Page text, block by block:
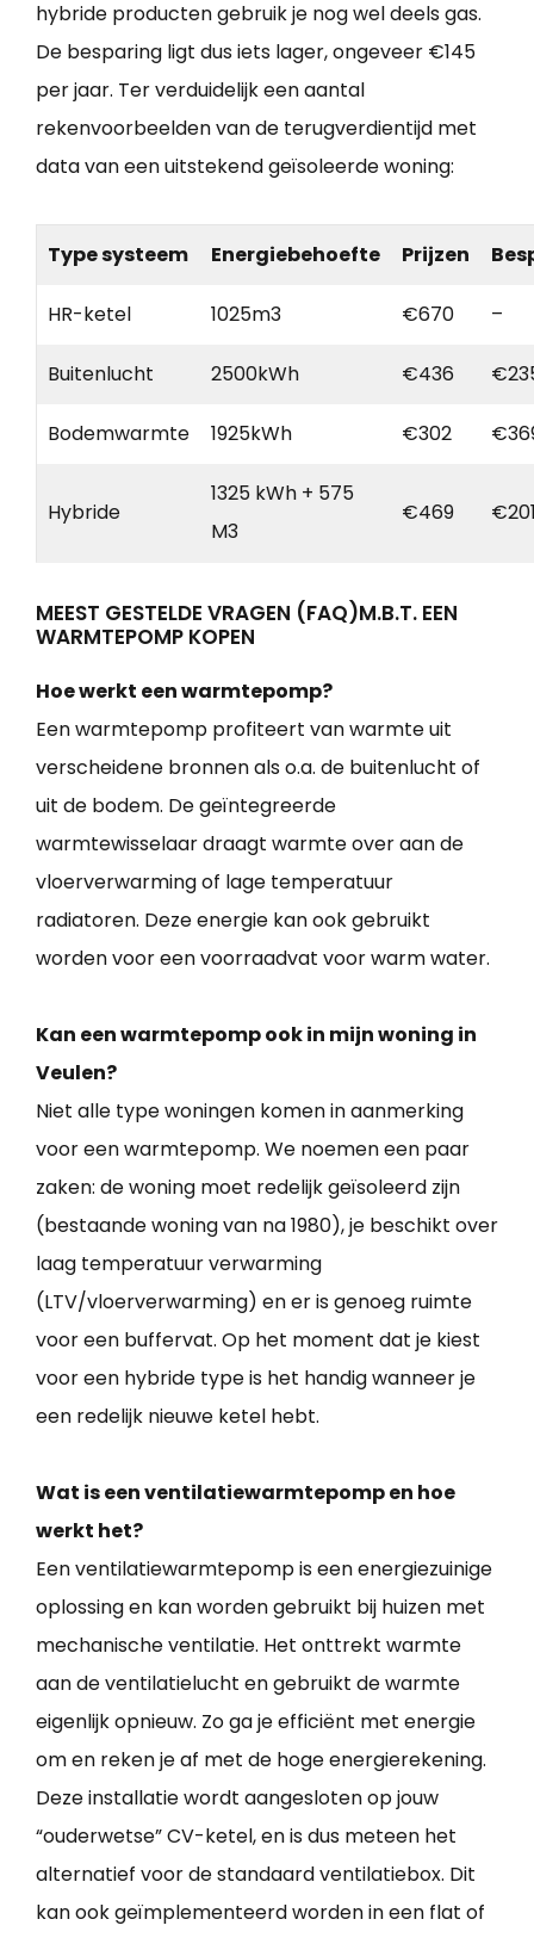
hybride producten gebruik je nog wel deels gas.
De besparing ligt dus iets lager, ongeveer €145
per jaar. Ter verduidelijk een aantal
rekenvoorbeelden van de terugverdientijd met
data van een uitstekend geïsoleerde woning:
Type systeem Energiebehoefte Prijzen
HR-ketel 1025m3 €670 –
Buitenlucht 2500kWh €436
Bodemwarmte 1925kWh €302
Hybride
1325 kWh + 575
M3
€469
MEEST GESTELDE VRAGEN (FAQ)M.B.T. EEN
WARMTEPOMP KOPEN
Hoe werkt een warmtepomp?
Een warmtepomp profiteert van warmte uit
verscheidene bronnen als o.a. de buitenlucht of
uit de bodem. De geïntegreerde
warmtewisselaar draagt warmte over aan de
vloerverwarming of lage temperatuur
radiatoren. Deze energie kan ook gebruikt
worden voor een voorraadvat voor warm water.
Kan een warmtepomp ook in mijn woning in
Veulen?
Niet alle type woningen komen in aanmerking
voor een warmtepomp. We noemen een paar
zaken: de woning moet redelijk geïsoleerd zijn
(bestaande woning van na 1980), je beschikt over
laag temperatuur verwarming
(LTV/vloerverwarming) en er is genoeg ruimte
voor een buffervat. Op het moment dat je kiest
voor een hybride type is het handig wanneer je
een redelijk nieuwe ketel hebt.
Wat is een ventilatiewarmtepomp en hoe
werkt het?
Een ventilatiewarmtepomp is een energiezuinige
oplossing en kan worden gebruikt bij huizen met
mechanische ventilatie. Het onttrekt warmte
aan de ventilatielucht en gebruikt de warmte
eigenlijk opnieuw. Zo ga je efficiënt met energie
om en reken je af met de hoge energierekening.
Deze installatie wordt aangesloten op jouw
“ouderwetse” CV-ketel, en is dus meteen het
alternatief voor de standaard ventilatiebox. Dit
kan ook geïmplementeerd worden in een flat of